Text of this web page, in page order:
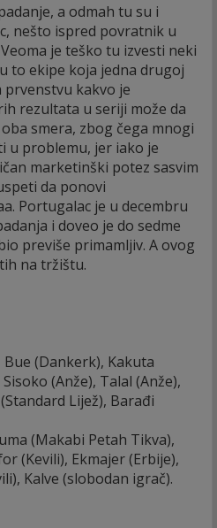
a odmah tu su i
nešto ispred povratnik u
je teško tu izvesti neki
to ekipe koja jedna drugoj
kakvo je
rezultata u seriji može da
smera, zbog čega mnogi
u problemu, jer iako je
marketinški potez sasvim
da ponovi
Portugalac je u decembru
i doveo je do sedme
previše primamljiv. A ovog
na tržištu.
(Dankerk), Kakuta
(Anže), Talal (Anže),
Lijež), Barađi
(Makabi Petah Tikva),
(Kevili), Ekmajer (Erbije),
Kalve (slobodan igrač).